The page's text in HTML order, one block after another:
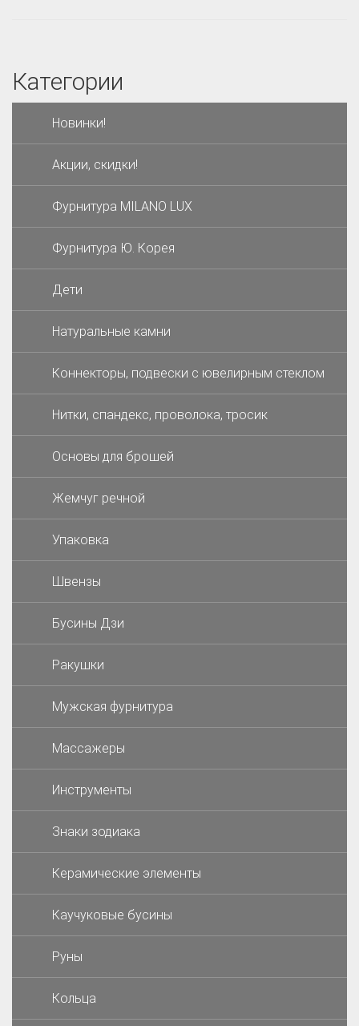
Категории
Новинки!
Акции, скидки!
Фурнитура MILANO LUX
Фурнитура Ю. Корея
Дети
Натуральные камни
Коннекторы, подвески с ювелирным стеклом
Нитки, спандекс, проволока, тросик
Основы для брошей
Жемчуг речной
Упаковка
Швензы
Бусины Дзи
Ракушки
Мужская фурнитура
Массажеры
Инструменты
Знаки зодиака
Керамические элементы
Каучуковые бусины
Руны
Кольца